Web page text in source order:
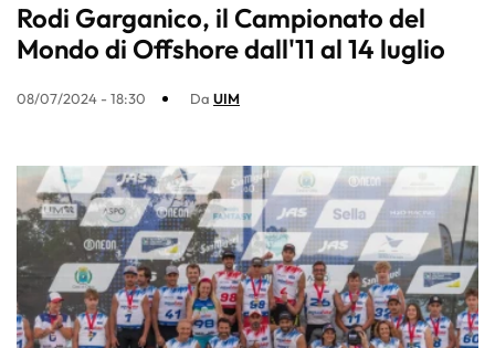
Rodi Garganico, il Campionato del
Mondo di Offshore dall'11 al 14 luglio
08/07/2024 - 18:30 Da UIM